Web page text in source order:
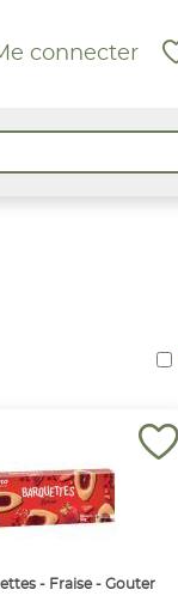
connecter
- Fraise - Gouter